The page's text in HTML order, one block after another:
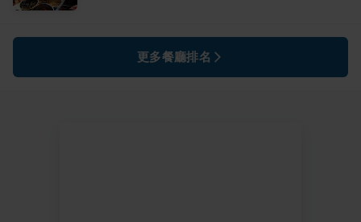
更多餐廳排名